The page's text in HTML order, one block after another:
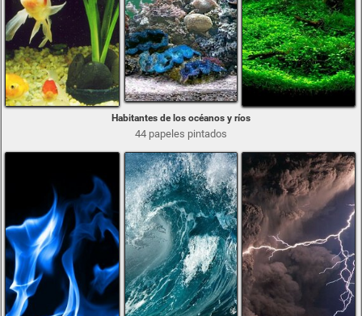
Habitantes de los océanos y ríos
44 papeles pintados